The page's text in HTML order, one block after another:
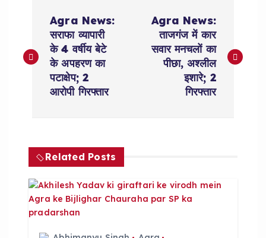
s
a
v
Agra News:
सराफा व्यापारी
के 4 वर्षीय बेटे
के अपहरण का
पटाक्षेप; 2
आरोपी गिरफ्तार
Agra News:
ताजगंज में कार
सवार मनचलों का
पीछा, अश्लील
इशारे; 2
गिरफ्तार
Related Posts